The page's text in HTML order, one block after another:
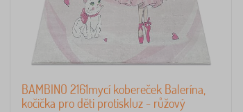
BAMBINO 2161mycí kobereček Balerína,
kočička pro děti protiskluz - růžový